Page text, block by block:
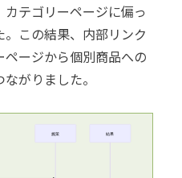
テゴリーページに偏っ
この結果、内部リンク
ージから個別商品への
がりました。
施策 結果